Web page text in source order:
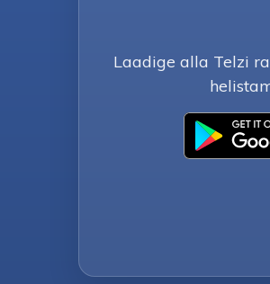
Laadige alla Telzi